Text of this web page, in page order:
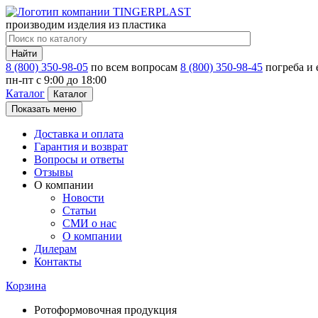
производим изделия из пластика
Найти
8 (800) 350-98-05 по всем вопросам 8 (800) 350-98-45 погреба и
пн-пт c 9:00 до 18:00
Каталог
Каталог
Показать меню
Доставка и оплата
Гарантия и возврат
Вопросы и ответы
Отзывы
О компании
Новости
Статьи
СМИ о нас
О компании
Дилерам
Контакты
Корзина
Ротоформовочная продукция